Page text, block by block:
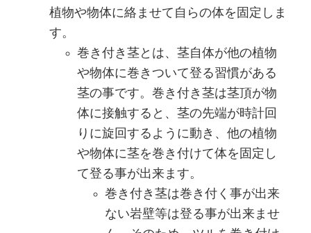
植物や物体に絡ませて自らの体を固定しま
す。
巻き付き茎とは、茎自体が他の植物
や物体に巻きついて登る習慣がある
茎の事です。巻き付き茎は茎頂が物
体に接触すると、茎の先端が時計回
りに旋回するように動き、他の植物
や物体に茎を巻き付けて体を固定し
て登る事が出来ます。
巻き付き茎は巻き付く事が出来
ない岩壁等は登る事が出来ませ